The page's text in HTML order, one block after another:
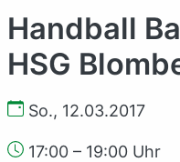
Handball
HSG
So., 12.03.2017
17:00 – 19:00 Uhr